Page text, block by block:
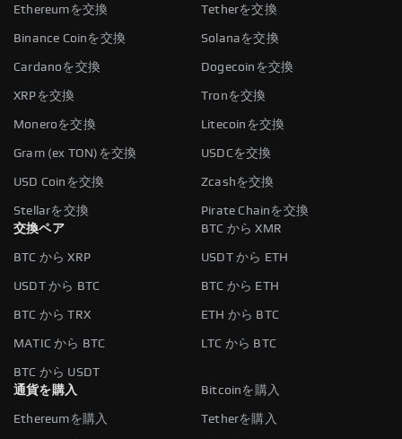
Ethereumを交換 Tetherを交換
Binance Coinを交換 Solanaを交換
Cardanoを交換 Dogecoinを交換
XRPを交換 Tronを交換
Moneroを交換 Litecoinを交換
Gram (ex TON)を交換 USDCを交換
USD Coinを交換 Zcashを交換
Stellarを交換
Pirate Chainを交換
交換ペア
BTC から XMR
BTC から XRP USDT から ETH
USDT から BTC BTC から ETH
BTC から TRX ETH から BTC
MATIC から BTC LTC から BTC
BTC から USDT
通貨を購入
Bitcoinを購入
Ethereumを購入 Tetherを購入